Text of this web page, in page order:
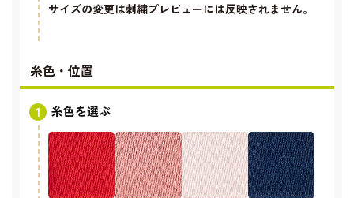
サイズの変更は刺繍プレビューには反映されません。
糸色・位置
糸色を選ぶ